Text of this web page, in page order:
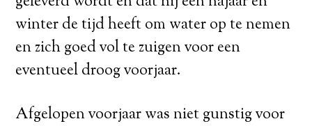
winter de tijd heeft om water op te nemen
en zich goed vol te zuigen voor een
eventueel droog voorjaar.
Afgelopen voorjaar was niet gunstig voor